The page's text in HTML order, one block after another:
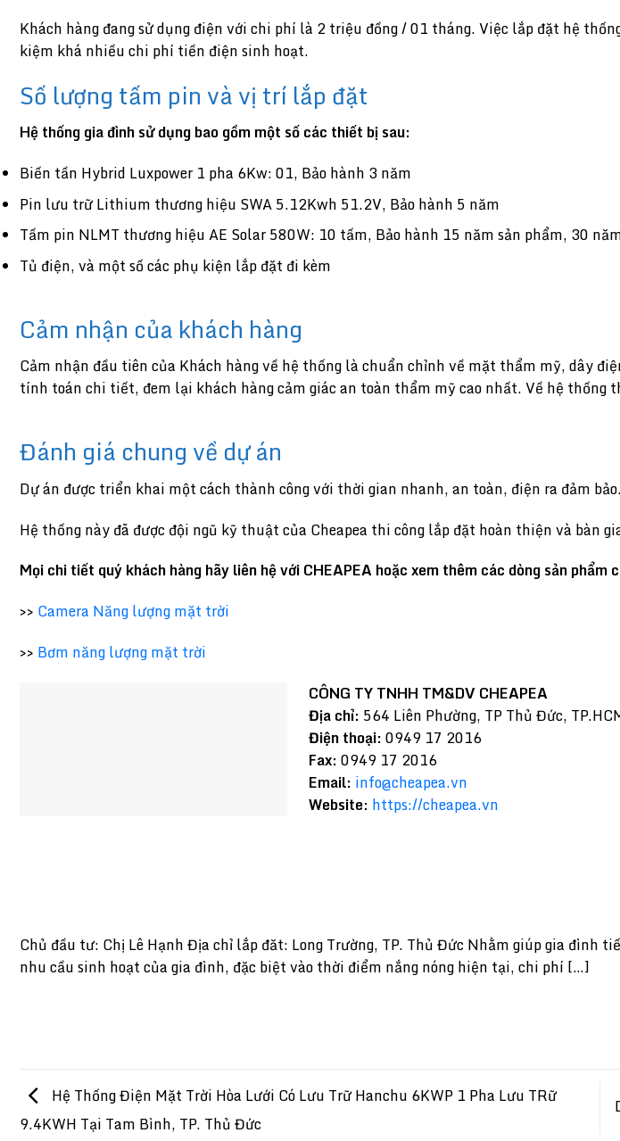
Khách hàng đang sử dụng điện với chi phí là 2 triệu đồng / 01 tháng. Việc lắp đặt hệ
kiệm khá nhiều chi phí tiền điện sinh hoạt.
Số lượng tấm pin và vị trí lắp đặt
Hệ thống gia đình sử dụng bao gồm một số các thiết bị sau:
Biến tần Hybrid Luxpower 1 pha 6Kw: 01, Bảo hành 3 năm
Pin lưu trữ Lithium thương hiệu SWA 5.12Kwh 51.2V, Bảo hành 5 năm
Tấm pin NLMT thương hiệu AE Solar 580W: 10 tấm, Bảo hành 15 năm sản phẩm, 30
Tủ điện, và một số các phụ kiện lắp đặt đi kèm
Cảm nhận của khách hàng
Cảm nhận đầu tiên của Khách hàng về hệ thống là chuẩn chỉnh về mặt thẩm mỹ, dây
tính toán chi tiết, đem lại khách hàng cảm giác an toàn thẩm mỹ cao nhất. Về hệ
Đánh giá chung về dự án
Dự án được triển khai một cách thành công với thời gian nhanh, an toàn, điện ra đảm
Hệ thống này đã được đội ngũ kỹ thuật của Cheapea thi công lắp đặt hoàn thiện và bàn
Mọi chi tiết quý khách hàng hãy liên hệ với CHEAPEA hoặc xem thêm các dòng sản phẩm
>> Camera Năng lượng mặt trời
>> Bơm năng lượng mặt trời
CÔNG TY TNHH TM&DV CHEAPEA
Địa chỉ: 564 Liên Phường, TP Thủ Đức,
Điện thoại:0949 17 2016
Fax:0949 17 2016
Email: info@cheapea.vn
Website: https://cheapea.vn
Chủ đầu tư: Chị Lê Hạnh Địa chỉ lắp đăt: Long Trường, TP. Thủ Đức Nhằm giúp gia
nhu cầu sinh hoạt của gia đình, đặc biệt vào thời điểm nắng nóng hiện tại, chi phí […]
Hệ Thống Điện Mặt Trời Hòa Lưới Có Lưu Trữ Hanchu 6KWP 1 Pha Lưu TRữ
9.4KWH Tại Tam Bình, TP. Thủ Đức